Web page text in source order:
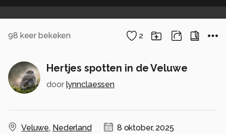
98 keer bekeken 2
Hertjes spotten in de Veluwe
door lynnclaessen
Veluwe, Nederland 8 oktober, 2025